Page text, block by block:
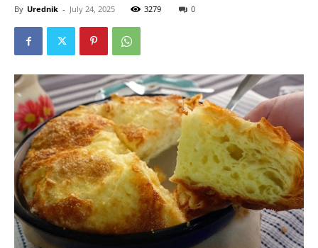
By Urednik - July 24, 2025 3279 0